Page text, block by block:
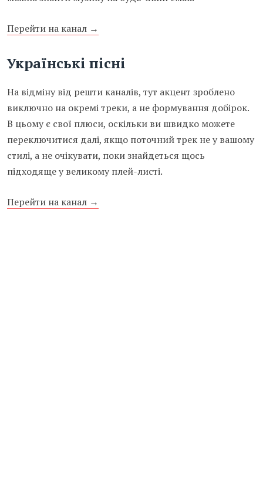
Перейти на канал →
Українські пісні
На відміну від решти каналів, тут акцент зроблено
виключно на окремі треки, а не формування добірок.
В цьому є свої плюси, оскільки ви швидко можете
переключитися далі, якщо поточний трек не у вашому
стилі, а не очікувати, поки знайдеться щось
підходяще у великому плей-листі.
Перейти на канал →